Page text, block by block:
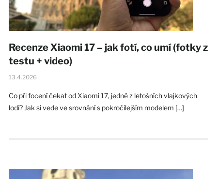
Recenze Xiaomi 17 – jak fotí, co umí (fotky z
testu + video)
13.4.2026
Co při focení čekat od Xiaomi 17, jedné z letošních vlajkových
lodí? Jak si vede ve srovnání s pokročilejším modelem […]